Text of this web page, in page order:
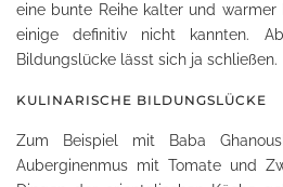
eine bunte Reihe kalter und warmer
einige definitiv nicht kannten.
Bildungslücke lässt sich ja schließen.
KULINARISCHE BILDUNGSLÜCKE
Zum Beispiel mit Baba
Auberginenmus mit Tomate und